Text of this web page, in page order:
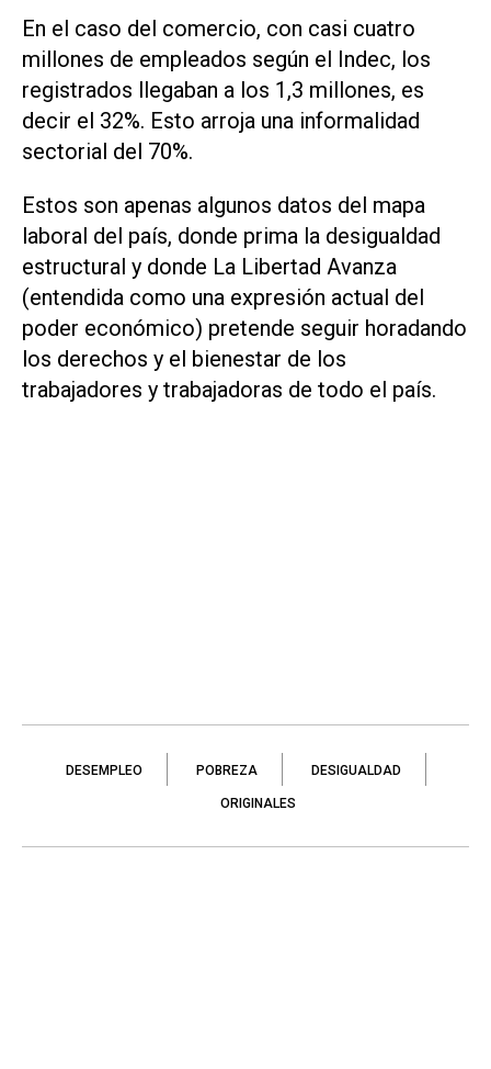
En el caso del comercio, con casi cuatro
millones de empleados según el Indec, los
registrados llegaban a los 1,3 millones, es
decir el 32%. Esto arroja una informalidad
sectorial del 70%.
Estos son apenas algunos datos del mapa
laboral del país, donde prima la desigualdad
estructural y donde La Libertad Avanza
(entendida como una expresión actual del
poder económico) pretende seguir horadando
los derechos y el bienestar de los
trabajadores y trabajadoras de todo el país.
DESEMPLEO POBREZA DESIGUALDAD
ORIGINALES